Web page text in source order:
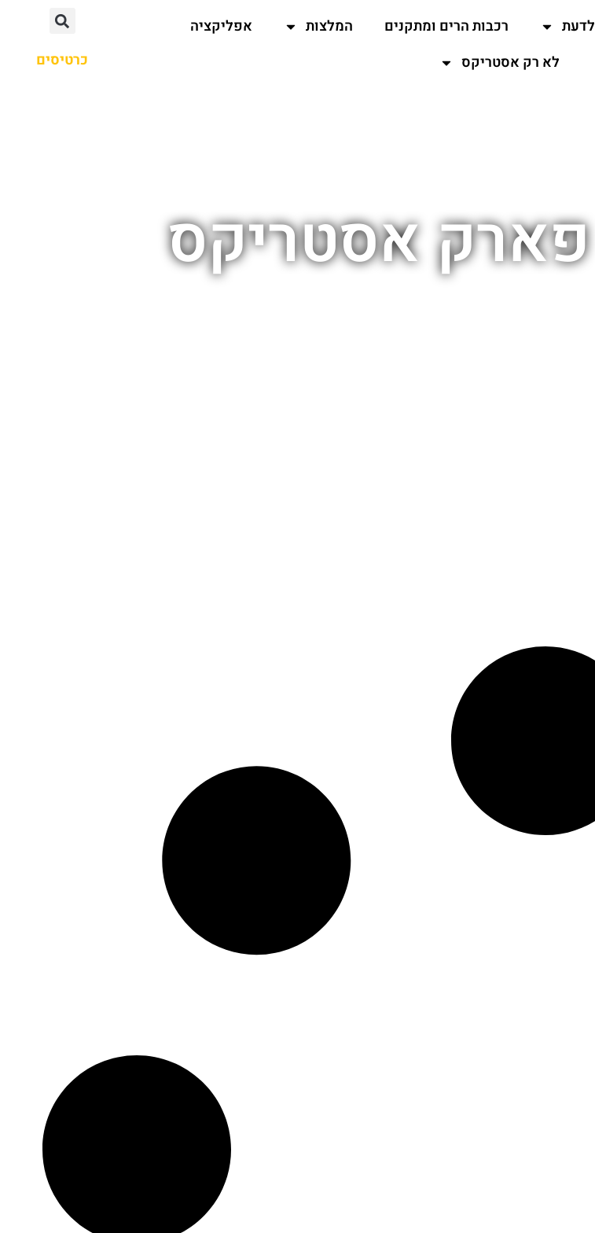
רכבות הרים ומתקנים המלצות
אפליקציה
לא רק אסטריקס
כרטיסים
פארק אסטריקס